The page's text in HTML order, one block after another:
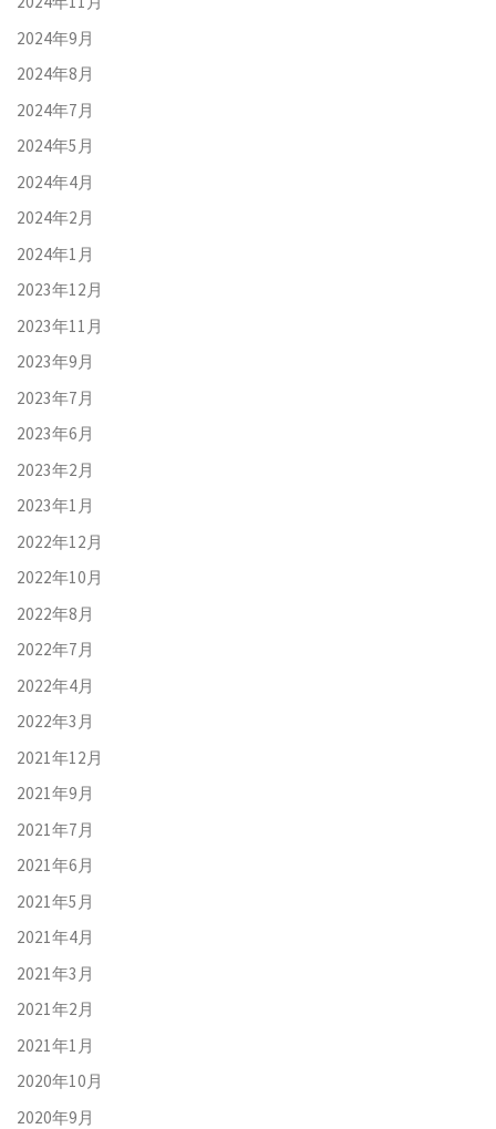
2024年9月
2024年8月
2024年7月
2024年5月
2024年4月
2024年2月
2024年1月
2023年12月
2023年11月
2023年9月
2023年7月
2023年6月
2023年2月
2023年1月
2022年12月
2022年10月
2022年8月
2022年7月
2022年4月
2022年3月
2021年12月
2021年9月
2021年7月
2021年6月
2021年5月
2021年4月
2021年3月
2021年2月
2021年1月
2020年10月
2020年9月